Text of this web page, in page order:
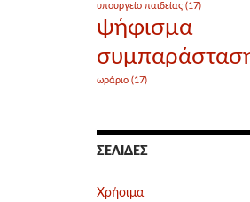
υπουργείο παιδείας (17)
ψήφισμα
ωράριο (17)
ΣΕΛΊΔΕΣ
Χρήσιμα